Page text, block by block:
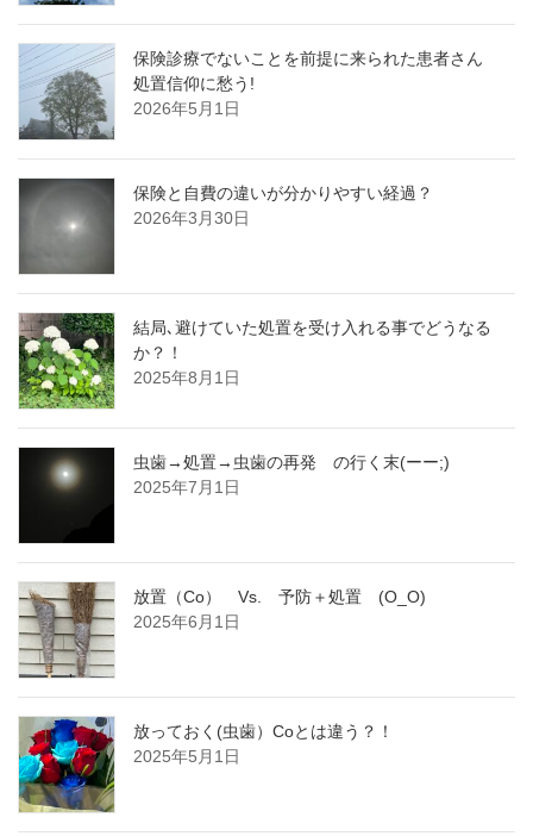
保険診療でないことを前提に来られた患者さん
処置信仰に愁う!
2026年5月1日
保険と自費の違いが分かりやすい経過？
2026年3月30日
結局､避けていた処置を受け入れる事でどうなる
か？！
2025年8月1日
虫歯→処置→虫歯の再発 の行く末(ーー;)
2025年7月1日
放置（Co） Vs. 予防＋処置 (O_O)
2025年6月1日
放っておく(虫歯）Coとは違う？！
2025年5月1日